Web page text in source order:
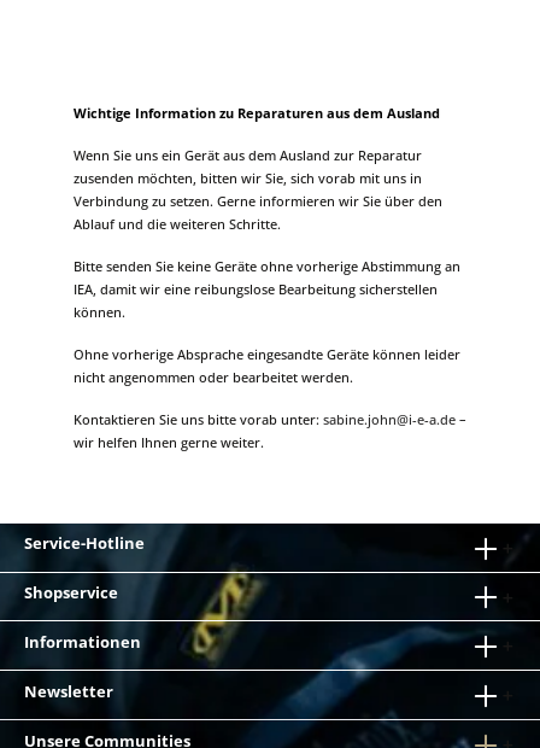
Wichtige Information zu Reparaturen aus dem Ausland
Wenn Sie uns ein Gerät aus dem Ausland zur Reparatur
zusenden möchten, bitten wir Sie, sich vorab mit uns in
Verbindung zu setzen. Gerne informieren wir Sie über den
Ablauf und die weiteren Schritte.
Bitte senden Sie keine Geräte ohne vorherige Abstimmung an
IEA, damit wir eine reibungslose Bearbeitung sicherstellen
können.
Ohne vorherige Absprache eingesandte Geräte können leider
nicht angenommen oder bearbeitet werden.
Kontaktieren Sie uns bitte vorab unter: sabine.john@i-e-a.de –
wir helfen Ihnen gerne weiter.
Service-Hotline
Shopservice
Informationen
Newsletter
Unsere Communities